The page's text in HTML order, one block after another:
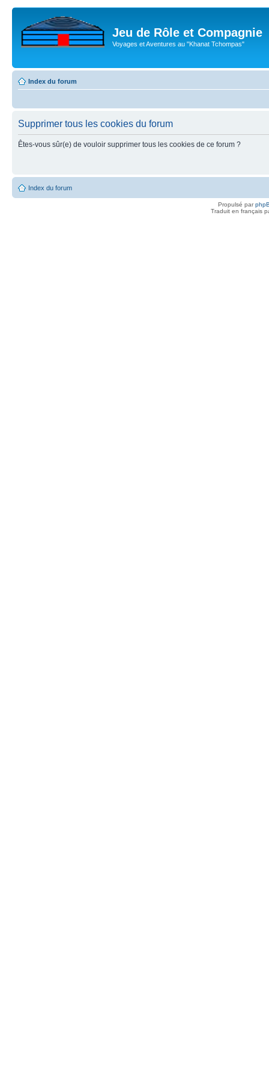
Jeu de Rôle et Compagnie
Voyages et Aventures au "Khanat Tchompas"
Index du forum
Supprimer tous les cookies du forum
Êtes-vous sûr(e) de vouloir supprimer tous les cookies de ce forum ?
Index du forum
Propulsé par
Traduit en français